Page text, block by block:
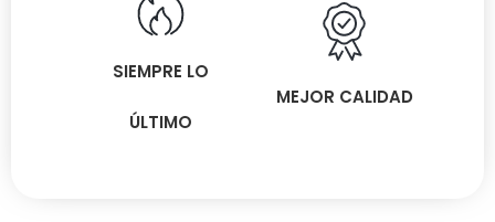
SIEMPRE LO
ÚLTIMO
MEJOR CALIDAD